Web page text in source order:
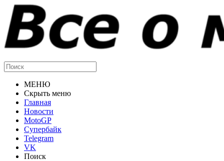
МЕНЮ
Скрыть меню
Главная
Новости
MotoGP
Супербайк
Telegram
VK
Поиск